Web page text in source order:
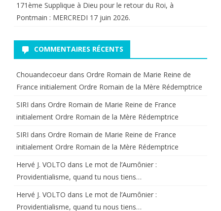
171ème Supplique à Dieu pour le retour du Roi, à
Pontmain : MERCREDI 17 juin 2026.
COMMENTAIRES RÉCENTS
Chouandecoeur dans Ordre Romain de Marie Reine de
France initialement Ordre Romain de la Mère Rédemptrice
SIRI dans Ordre Romain de Marie Reine de France
initialement Ordre Romain de la Mère Rédemptrice
SIRI dans Ordre Romain de Marie Reine de France
initialement Ordre Romain de la Mère Rédemptrice
Hervé J. VOLTO dans Le mot de l’Aumônier :
Providentialisme, quand tu nous tiens…
Hervé J. VOLTO dans Le mot de l’Aumônier :
Providentialisme, quand tu nous tiens…